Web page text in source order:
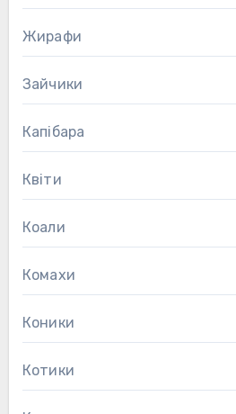
Жирафи
Зайчики
Капібара
Квіти
Коали
Комахи
Коники
Котики